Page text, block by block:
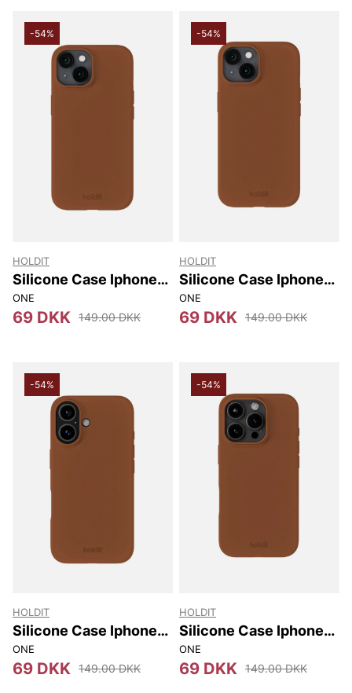
-54%
HOLDIT
Silicone Case Iphone
14/13
ONE
69 DKK 149.00 DKK
-54%
HOLDIT
Silicone Case Iphone
15
ONE
69 DKK 149.00 DKK
-54%
HOLDIT
Silicone Case Iphone
16
ONE
69 DKK 149.00 DKK
-54%
HOLDIT
Silicone Case Iphone
16 Pro
ONE
69 DKK 149.00 DKK